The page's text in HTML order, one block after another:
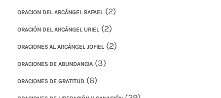
ORACION DEL ARCÁNGEL RAFAEL (2)
ORACIÓN DEL ARCÁNGEL URIEL (2)
ORACIONES AL ARCÁNGEL JOFIEL (2)
ORACIONES DE ABUNDANCIA (3)
ORACIONES DE GRATITUD (6)